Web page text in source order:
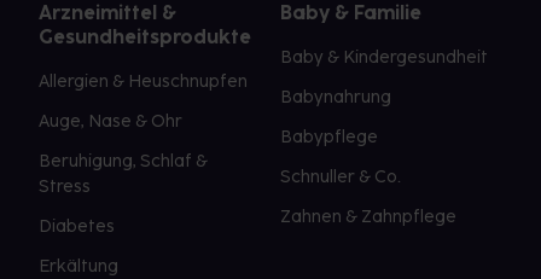
Arzneimittel &
Gesundheitsprodukte
Allergien & Heuschnupfen
Auge, Nase & Ohr
Beruhigung, Schlaf &
Stress
Diabetes
Erkältung
Baby & Familie
Baby & Kindergesundheit
Babynahrung
Babypflege
Schnuller & Co.
Zahnen & Zahnpflege